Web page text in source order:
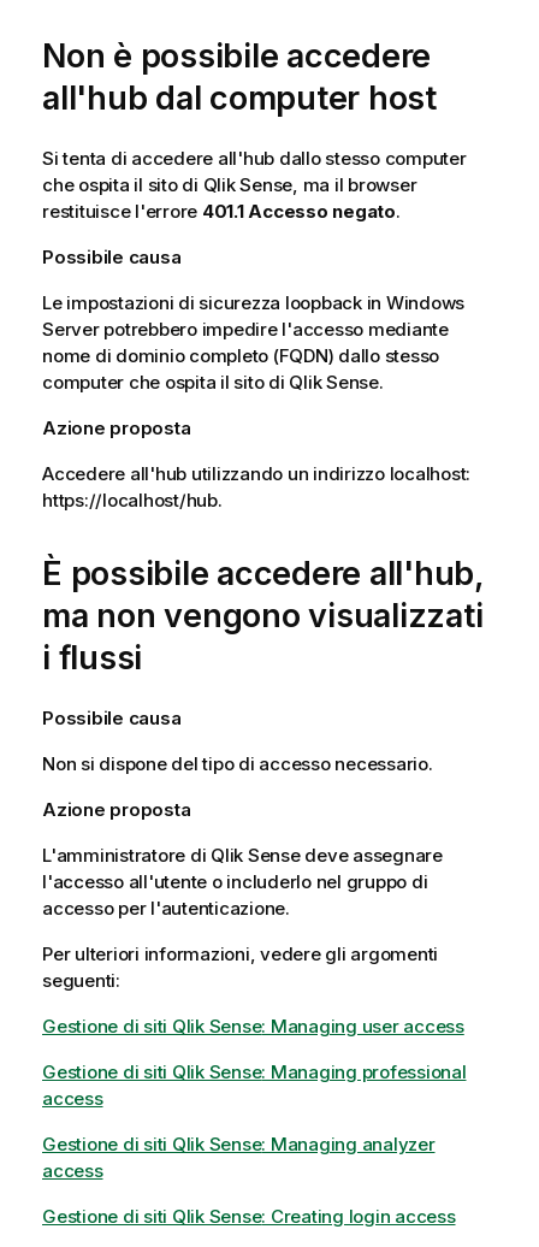
Non è possibile accedere
all'hub dal computer host
Si tenta di accedere all'hub dallo stesso computer
che ospita il sito di Qlik Sense, ma il browser
restituisce l'errore 401.1 Accesso negato.
Possibile causa
Le impostazioni di sicurezza loopback in Windows
Serverpotrebbero impedire l'accesso mediante
nome di dominio completo (FQDN) dallo stesso
computer che ospita il sito di Qlik Sense.
Azione proposta
Accedere all'hub utilizzando un indirizzo localhost:
https://localhost/hub.
È possibile accedere all'hub,
ma non vengono visualizzati
i flussi
Possibile causa
Non si dispone del tipo di accesso necessario.
Azione proposta
L'amministratore di Qlik Sensedeve assegnare
l'accesso all'utente o includerlo nel gruppo di
accesso per l'autenticazione.
Per ulteriori informazioni, vedere gli argomenti
seguenti:
Gestione di siti Qlik Sense: Managing user access
Gestione di siti Qlik Sense: Managing professional
access
Gestione di siti Qlik Sense: Managing analyzer
access
Gestione di siti Qlik Sense: Creating login access